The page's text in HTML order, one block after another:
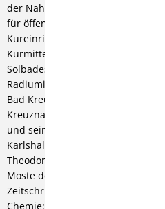
der Nahe, in: Zeitschrift
für öffentliche Chemie;
Kureinrichtungen und
Kurmittel des Radium-
Solbades Kreuznach; Das
Radiuminhalatorium in
Bad Kreuznach; 1917: Bad
Kreuznach, seine Quellen
und seine Salinenwerke
Karlshalle und
Theodorshalle; Die 1916er
Moste der Nahe, in:
Zeitschrift für öffentliche
Chemie; 1919: Die 1918er